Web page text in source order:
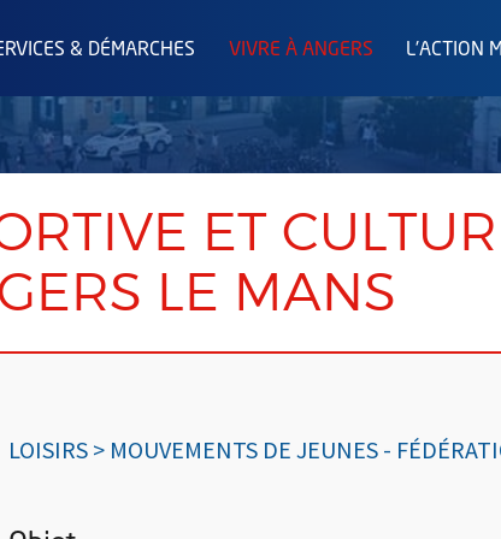
& DÉMARCHES VIVRE À ANGERS L'ACTION
ET
LE MANS
LOISIRS > MOUVEMENTS DE JEUNES -